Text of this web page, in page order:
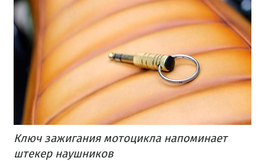
Ключ зажигания мотоцикла напоминает
штекер наушников